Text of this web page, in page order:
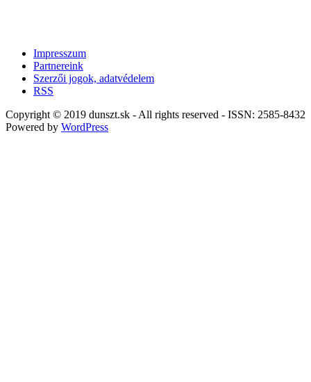
Impresszum
Partnereink
Szerzői jogok, adatvédelem
RSS
Copyright © 2019 dunszt.sk - All rights reserved - ISSN: 2585-8432
Powered by WordPress